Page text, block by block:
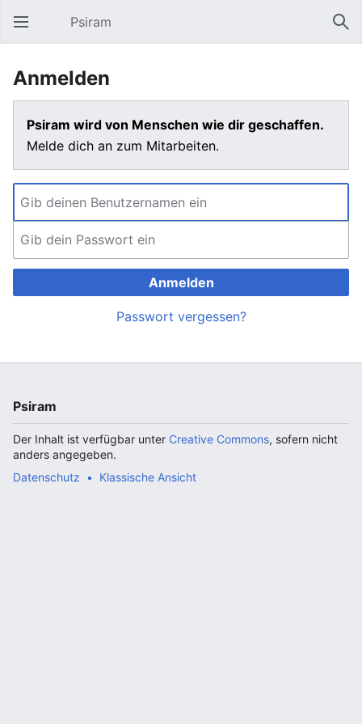
Hauptmenü öffnen Psiram
Anmelden
Psiram wird von Menschen wie dir geschaffen.
Melde dich an zum Mitarbeiten.
Anmelden
Passwort vergessen?
Psiram
Der Inhalt ist verfügbar unter Creative Commons, sofern nicht
anders angegeben.
Datenschutz
Klassische Ansicht